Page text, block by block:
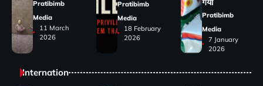
Pratibimb
Media
11 March
2026
Pratibimb
Media
18 February
2026
Pratibimb
Media
7 January
2026
Internation